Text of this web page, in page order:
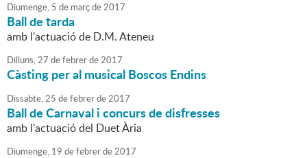
Diumenge, 5 de marçde2017
Ball de tarda
amb l'actuació de D.M. Ateneu
Dilluns,27 defebrerde2017
Càsting per al musical Boscos Endins
Dissabte,25 defebrerde2017
Ball de Carnaval i concurs de disfresses
amb l'actuació del Duet Ària
Diumenge, 19 defebrerde2017